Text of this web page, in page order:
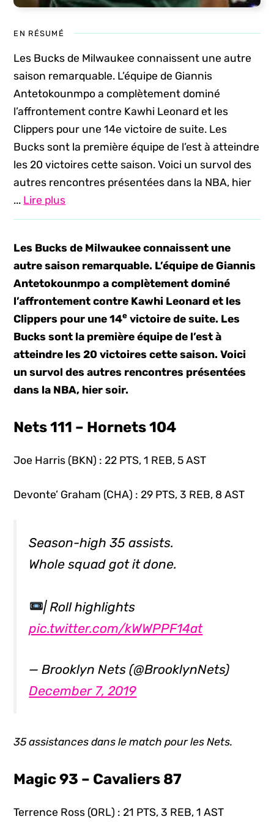
EN RÉSUMÉ
Les Bucks de Milwaukee connaissent une autre
saison remarquable. L’équipe de Giannis
Antetokounmpo a complètement dominé
l’affrontement contre Kawhi Leonard et les
Clippers pour une 14e victoire de suite. Les
Bucks sont la première équipe de l’est à atteindre
les 20 victoires cette saison. Voici un survol des
autres rencontres présentées dans la NBA, hier
... Lire plus
Les Bucks de Milwaukee connaissent une
autre saison remarquable. L’équipe de Giannis
Antetokounmpo a complètement dominé
l’affrontement contre Kawhi Leonard et les
Clippers pour une 14e victoire de suite. Les
Bucks sont la première équipe de l’est à
atteindre les 20 victoires cette saison. Voici
un survol des autres rencontres présentées
dans la NBA, hier soir.
Nets 111 – Hornets 104
Joe Harris (BKN) : 22 PTS, 1 REB, 5 AST
Devonte’ Graham (CHA) : 29 PTS, 3 REB, 8 AST
Season-high 35 assists.
Whole squad got it done.
| Roll highlights
pic.twitter.com/kWWPPF14at
— Brooklyn Nets (@BrooklynNets)
December 7, 2019
35 assistances dans le match pour les Nets.
Magic 93 – Cavaliers 87
Terrence Ross (ORL) : 21 PTS, 3 REB, 1 AST